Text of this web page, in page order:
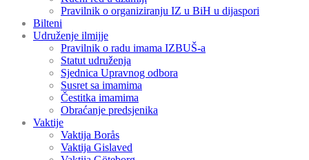
Pravilnik o organiziranju IZ u BiH u dijaspori
Bilteni
Udruženje ilmijje
Pravilnik o radu imama IZBUŠ-a
Statut udruženja
Sjednica Upravnog odbora
Susret sa imamima
Čestitka imamima
Obraćanje predsjenika
Vaktije
Vaktija Borås
Vaktija Gislaved